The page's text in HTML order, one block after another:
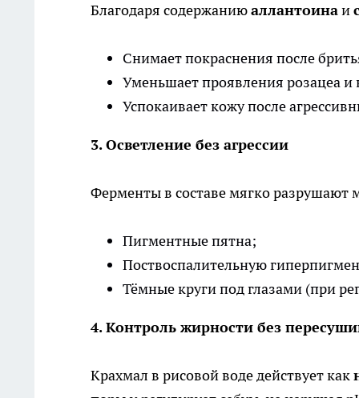
Благодаря содержаниюаллантоинаи
Снимает покраснения после
Уменьшает проявления розацеа и
Успокаивает кожу после
3. Осветление без агрессии
Ферменты в составе мягко разрушают
Пигментные пятна;
Поствоспалительную
Тёмные круги под глазами (при
4. Контроль жирности без
Крахмал в рисовой воде действует как